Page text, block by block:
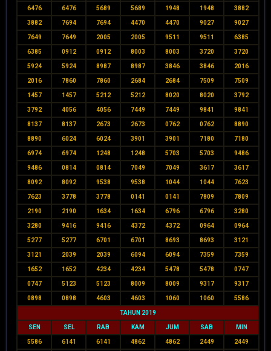
6476 6476 5689 5689 1948 1948 3882
3882 7694 7694 4470 4470 9027 9027
7649 7649 2005 2005 9511 9511 6385
6385 0912 0912 8003 8003 3720 3720
5924 5924 8987 8987 3846 3846 2016
2016 7860 7860 2684 2684 7509 7509
1457 1457 5212 5212 8020 8020 3792
3792 4056 4056 7449 7449 9841 9841
8137 8137 2673 2673 0762 0762 8890
8890 6024 6024 3901 3901 7180 7180
6974 6974 1248 1248 5703 5703 9486
9486 0814 0814 7049 7049 3617 3617
8092 8092 9538 9538 1044 1044 7623
7623 3778 3778 0141 0141 7809 7809
2190 2190 1634 1634 6796 6796 3280
3280 9416 9416 4372 4372 0964 0964
5277 5277 6701 6701 8693 8693 3121
3121 2039 2039 6094 6094 7359 7359
1652 1652 4234 4234 5478 5478 0747
0747 5123 5123 8009 8009 9317 9317
0898 0898 4603 4603 1060 1060 5586
TAHUN 2019
SEN SEL RAB KAM JUM SAB MIN
5586 6141 6141 4862 4862 2449 2449